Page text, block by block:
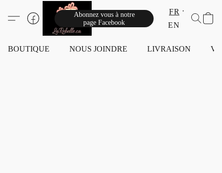
Abonnez vous à notre
page Facebook
FR
EN
BOUTIQUE NOUS JOINDRE LIVRAISON